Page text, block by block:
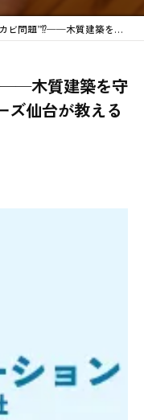
を守る MIST工法®カビバスターズ仙台が教える原因と解決策
木質建築を守
ズ仙台が教える